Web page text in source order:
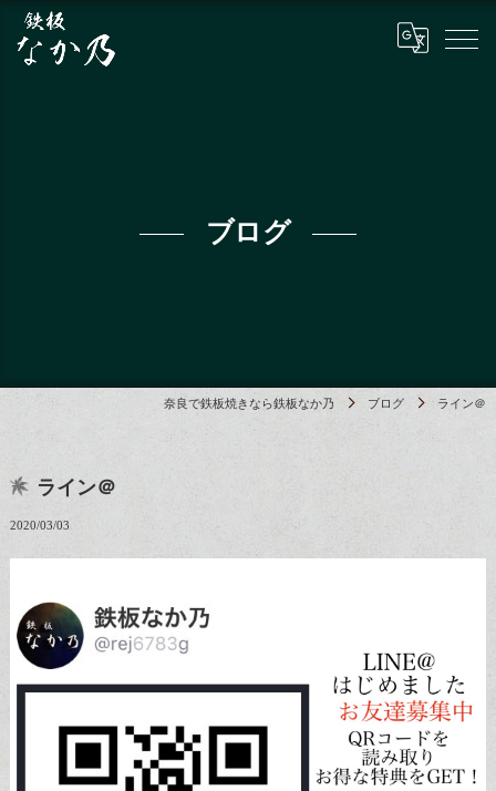
ブログ
奈良で鉄板焼きなら鉄板なか乃 ブログ ライン＠
ライン＠
2020/03/03